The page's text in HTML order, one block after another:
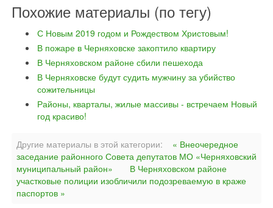
Похожие материалы (по тегу)
С Новым 2019 годом и Рождеством Христовым!
В пожаре в Черняховске закоптило квартиру
В Черняховском районе сбили пешехода
В Черняховске будут судить мужчину за убийство
сожительницы
Районы, кварталы, жилые массивы - встречаем Новый
год красиво!
Другие материалы в этой категории:
« Внеочередное
заседание районного Совета депутатов МО «Черняховский
муниципальный район»
В Черняховском районе
участковые полиции изобличили подозреваемую в краже
паспортов »